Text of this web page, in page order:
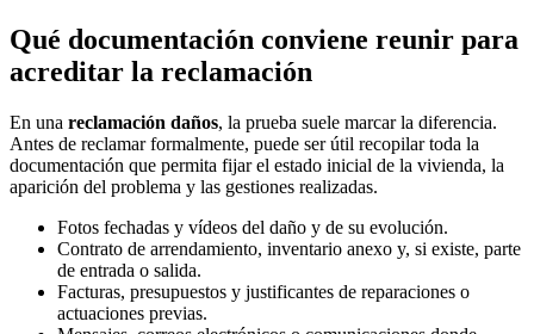
Qué documentación conviene reunir para
acreditar la reclamación
En una reclamación daños, la prueba suele marcar la diferencia.
Antes de reclamar formalmente, puede ser útil recopilar toda la
documentación que permita fijar el estado inicial de la vivienda, la
aparición del problema y las gestiones realizadas.
Fotos fechadas y vídeos del daño y de su evolución.
Contrato de arrendamiento, inventario anexo y, si existe, parte
de entrada o salida.
Facturas, presupuestos y justificantes de reparaciones o
actuaciones previas.